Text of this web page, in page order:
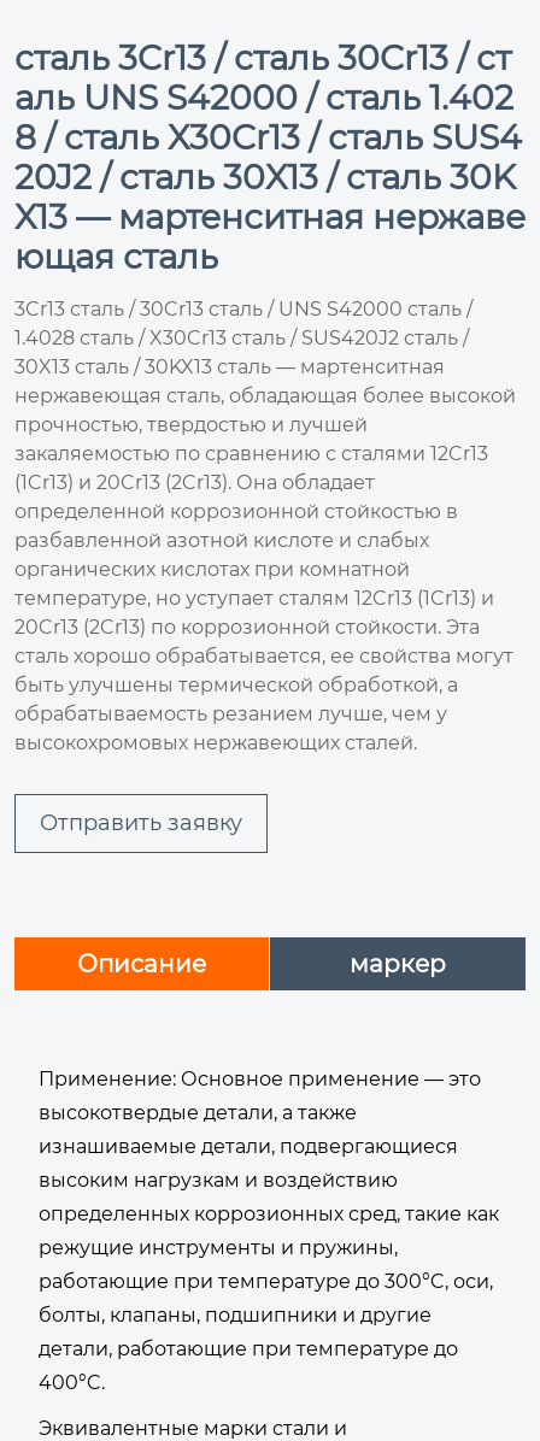
сталь 3Cr13 / сталь 30Cr13 / ст
аль UNS S42000 / сталь 1.402
8 / сталь X30Cr13 / сталь SUS4
20J2 / сталь 30X13 / сталь 30K
X13 — мартенситная нержаве
ющая сталь
3Cr13 сталь / 30Cr13 сталь / UNS S42000 сталь /
1.4028 сталь / X30Cr13 сталь / SUS420J2 сталь /
30X13 сталь / 30KX13 сталь — мартенситная
нержавеющая сталь, обладающая более высокой
прочностью, твердостью и лучшей
закаляемостью по сравнению с сталями 12Cr13
(1Cr13) и 20Cr13 (2Cr13). Она обладает
определенной коррозионной стойкостью в
разбавленной азотной кислоте и слабых
органических кислотах при комнатной
температуре, но уступает сталям 12Cr13 (1Cr13) и
20Cr13 (2Cr13) по коррозионной стойкости. Эта
сталь хорошо обрабатывается, ее свойства могут
быть улучшены термической обработкой, а
обрабатываемость резанием лучше, чем у
высокохромовых нержавеющих сталей.
Отправить заявку
Описание маркер
Применение: Основное применение — это
высокотвердые детали, а также
изнашиваемые детали, подвергающиеся
высоким нагрузкам и воздействию
определенных коррозионных сред, такие как
режущие инструменты и пружины,
работающие при температуре до 300°C, оси,
болты, клапаны, подшипники и другие
детали, работающие при температуре до
400°C.
Эквивалентные марки стали и